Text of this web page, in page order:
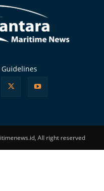
All right reserved